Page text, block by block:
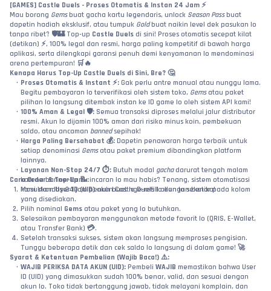
[GAMES] Castle Duels - Proses Otomatis & Instan 24 Jam ⚡
Mau borong Gems buat gacha kartu legendaris, unlock Season Pass buat
dapetin hadiah eksklusif, atau tumpuk Gold buat naikin level dek pasukan lo
tanpa ribet? 🛡️🏰 Top-up Castle Duels di sini! Proses otomatis secepat kilat
(detikan) ⚡, 100% legal dan resmi, harga paling kompetitif di bawah harga
aplikasi, serta dilengkapi garansi penuh demi kenyamanan lo mendominasi
arena pertempuran! 🛒🔥
Kenapa Harus Top-Up Castle Duels di Sini, Bre? 🤔
Proses Otomatis & Instant ⚡: Gak perlu antre manual atau nunggu lama.
Begitu pembayaran lo terverifikasi oleh sistem toko, Gems atau paket
pilihan lo langsung ditembak instan ke ID game lo oleh sistem API kami!
100% Aman & Legal 🛡️: Semua transaksi diproses melalui jalur distributor
resmi. Akun lo dijamin 100% aman dari risiko minus koin, pembekuan
saldo, atau ancaman banned sepihak!
Harga Paling Bersahabat 💰: Dapetin penawaran harga terbaik untuk
setiap denominasi Gems atau paket premium dibandingkan platform
lainnya.
Layanan Non-Stop 24/7 ⏱️: Butuh modal gacha darurat tengah malam
karena banner kartu incaran lo mau habis? Tenang, sistem otomatisasi
kami standby 24 jam penuh buat nge-refill akun lo seketika!
Cara Order & Top-Up 📝:
Masukkan User ID (UID) akun Castle Duels lo dengan benar pada kolom
yang disediakan.
Pilih nominal Gems atau paket yang lo butuhkan.
Selesaikan pembayaran menggunakan metode favorit lo (QRIS, E-Wallet,
atau Transfer Bank) 💳.
Setelah transaksi sukses, sistem akan langsung memproses pengisian.
Tunggu beberapa detik dan cek saldo lo langsung di dalam game! 🚀
Syarat & Ketentuan Pembelian (Wajib Baca!) ⚠️:
WAJIB PERIKSA DATA AKUN (UID): Pembeli WAJIB memastikan bahwa User
ID (UID) yang dimasukkan sudah 100% benar, valid, dan sesuai dengan